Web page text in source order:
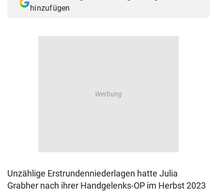
hinzufügen
Unzählige Erstrundenniederlagen hatte Julia
Grabher nach ihrer Handgelenks-OP im Herbst 2023